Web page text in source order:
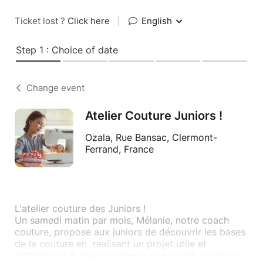
Ticket lost ? Click here English
Step 1 : Choice of date
Change event
Atelier Couture Juniors !
Ozala, Rue Bansac, Clermont-
Ferrand, France
L'atelier couture des Juniors !
Un samedi matin par mois, Mélanie, notre coach
couture, propose aux juniors de découvrir les bases
de la couture en realisant un projet utile et